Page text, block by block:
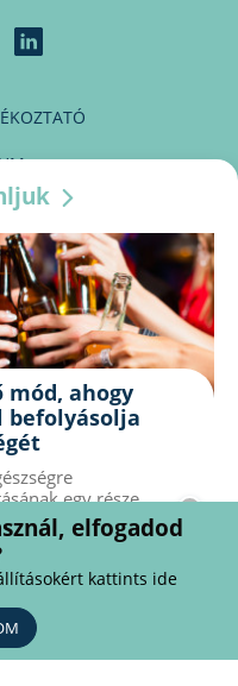
Süti beállítások
mód, ahogy
befolyásolja
egy része
azonban
Van hat
hatás, amelyet
a
elfogadod
kattints ide